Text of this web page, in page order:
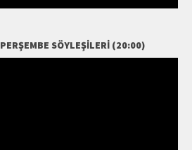
PERŞEMBE SÖYLEŞILERI (20:00)